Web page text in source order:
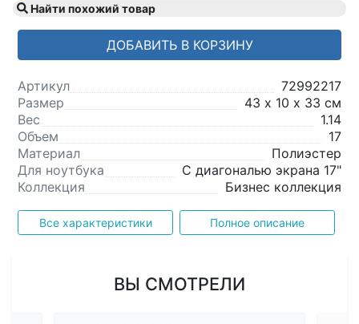
Найти похожий товар
ДОБАВИТЬ В КОРЗИНУ
Артикул
72992217
Размер
43 х 10 х 33 см
Вес
1.14
Объем
17
Материал
Полиэстер
Для ноутбука
С диагональю экрана 17"
Коллекция
Бизнес коллекция
Все характеристики Полное описание
ВЫ СМОТРЕЛИ